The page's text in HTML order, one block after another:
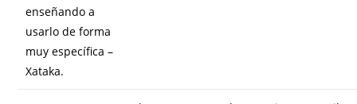
enseñando a
usarlo de forma
muy específica –
Xataka.